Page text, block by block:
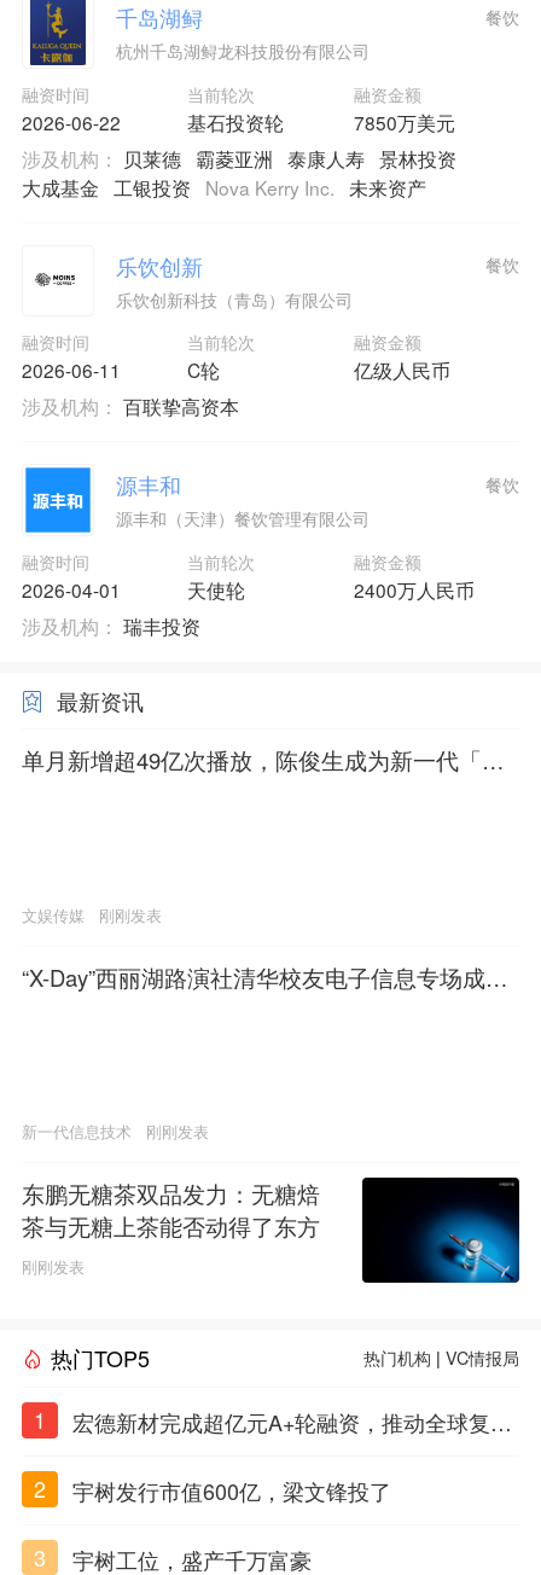
千岛湖鲟
杭州千岛湖鲟龙科技股份有限公司
融资时间
2026-06-22
当前轮次
基石投资轮
融资金额
7850万美元
餐饮
涉及机构： 贝莱德 霸菱亚洲 泰康人寿 景林投资
大成基金
工银投资 Nova Kerry Inc. 未来资产
乐饮创新
乐饮创新科技（青岛）有限公司
融资时间
2026-06-11
当前轮次
C轮
融资金额
亿级人民币
餐饮
涉及机构： 百联挚高资本
源丰和
源丰和（天津）餐饮管理有限公司
融资时间
2026-04-01
当前轮次
天使轮
融资金额
2400万人民币
餐饮
涉及机构： 瑞丰投资
最新资讯
单月新增超49亿次播放，陈俊生成为新一代「mo
文娱传媒 刚刚发表
“X-Day”西丽湖路演社清华校友电子信息专场成功
新一代信息技术 刚刚发表
东鹏无糖茶双品发力：无糖焙
茶与无糖上茶能否动得了东方
树叶的茶饮江山
刚刚发表
热门TOP5 热门机构 |VC情报局
1
宏德新材完成超亿元A+轮融资，推动全球复合
2
宇树发行市值600亿，梁文锋投了
3 宇树工位，盛产千万富豪